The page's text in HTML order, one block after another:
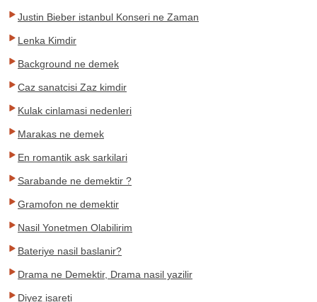
Justin Bieber istanbul Konseri ne Zaman
Lenka Kimdir
Background ne demek
Caz sanatcisi Zaz kimdir
Kulak cinlamasi nedenleri
Marakas ne demek
En romantik ask sarkilari
Sarabande ne demektir ?
Gramofon ne demektir
Nasil Yonetmen Olabilirim
Bateriye nasil baslanir?
Drama ne Demektir, Drama nasil yazilir
Diyez isareti